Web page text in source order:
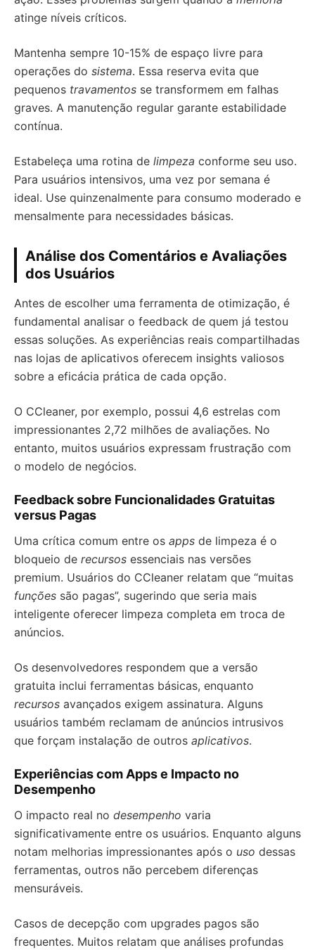
atinge níveis críticos.
Mantenha sempre 10-15% de espaço livre para
operações do sistema. Essa reserva evita que
pequenos travamentos se transformem em falhas
graves. A manutenção regular garante estabilidade
contínua.
Estabeleça uma rotina de limpeza conforme seu uso.
Para usuários intensivos, uma vez por semana é
ideal. Use quinzenalmente para consumo moderado e
mensalmente para necessidades básicas.
Análise dos Comentários e Avaliações
dos Usuários
Antes de escolher uma ferramenta de otimização, é
fundamental analisar o feedback de quem já testou
essas soluções. As experiências reais compartilhadas
nas lojas de aplicativos oferecem insights valiosos
sobre a eficácia prática de cada opção.
O CCleaner, por exemplo, possui 4,6 estrelas com
impressionantes 2,72 milhões de avaliações. No
entanto, muitos usuários expressam frustração com
o modelo de negócios.
Feedback sobre Funcionalidades Gratuitas
versus Pagas
Uma crítica comum entre os apps de limpeza é o
bloqueio de recursos essenciais nas versões
premium. Usuários do CCleaner relatam que “muitas
funções são pagas”, sugerindo que seria mais
inteligente oferecer limpeza completa em troca de
anúncios.
Os desenvolvedores respondem que a versão
gratuita inclui ferramentas básicas, enquanto
recursos avançados exigem assinatura. Alguns
usuários também reclamam de anúncios intrusivos
que forçam instalação de outros aplicativos.
Experiências com Apps e Impacto no
Desempenho
O impacto real no desempenho varia
significativamente entre os usuários. Enquanto alguns
notam melhorias impressionantes após o uso dessas
ferramentas, outros não percebem diferenças
mensuráveis.
Casos de decepção com upgrades pagos são
frequentes. Muitos relatam que análises profundas